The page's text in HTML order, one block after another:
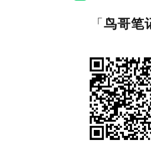
「鸟哥笔